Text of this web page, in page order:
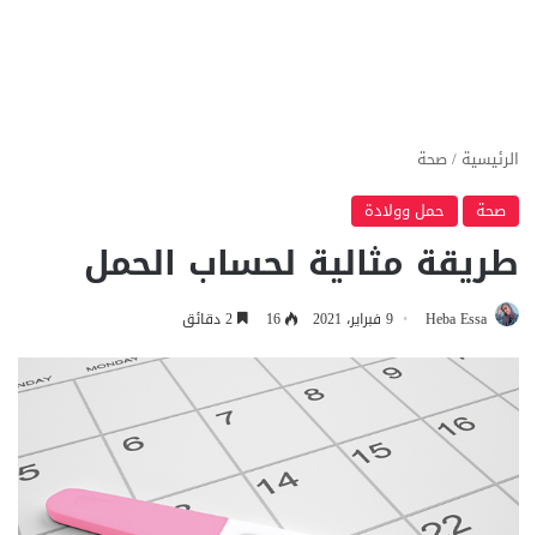
الرئيسية /صحة
صحة
حمل وولادة
طريقة مثالية لحساب الحمل
Heba Essa 9 فبراير، 2021 16